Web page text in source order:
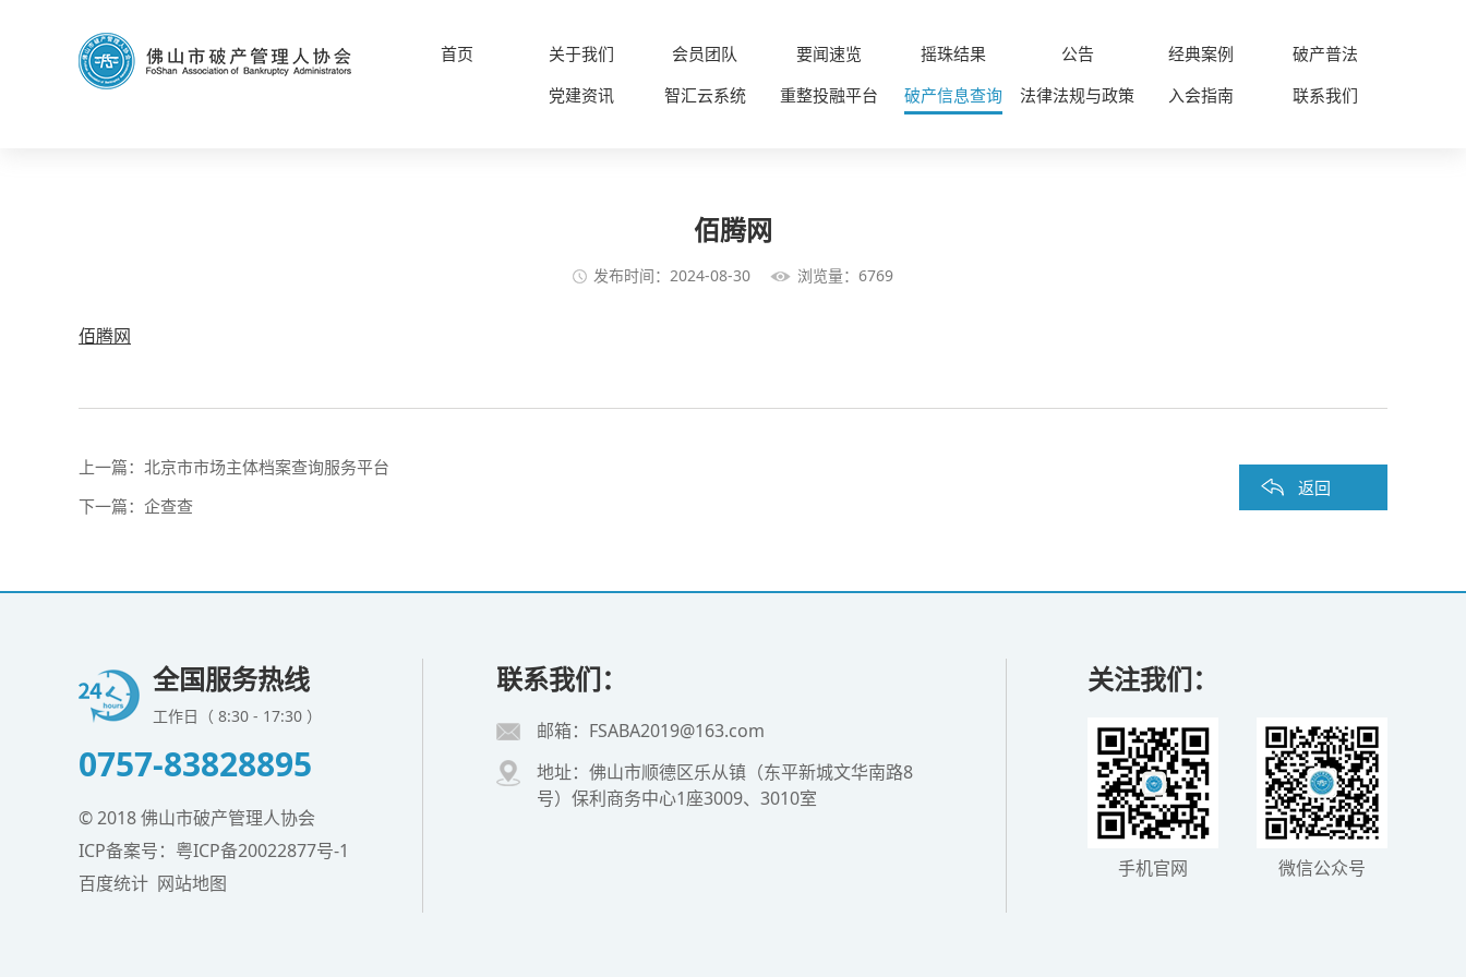
首页 关于我们 会员团队 要闻速览 摇珠结果 公告 经典案例
破产普法
党建资讯
智汇云系统 重整投融平台 破产信息查询 法律法规与政策 入会指南 联系我们
佰腾网
发布时间：2024-08-30 浏览量：6769
佰腾网
上一篇： 北京市市场主体档案查询服务平台
下一篇： 企查查
返回
全国服务热线
工作日（ 8:30 - 17:30 ）
0757-83828895
© 2018 佛山市破产管理人协会
ICP备案号： 粤ICP备20022877号-1
百度统计 网站地图
联系我们：
邮箱：FSABA2019@163.com
地址：佛山市顺德区乐从镇（东平新城文华南路8
号）保利商务中心1座3009、3010室
关注我们：
手机官网 微信公众号